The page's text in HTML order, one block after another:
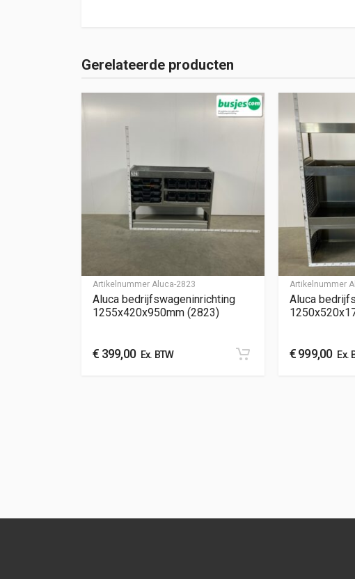
Gerelateerde producten
Artikelnummer Aluca-2823
Aluca bedrijfswageninrichting
1255x420x950mm (2823)
€ 399,00Ex. BTW
Artikelnummer
Aluca
€999,00Ex.